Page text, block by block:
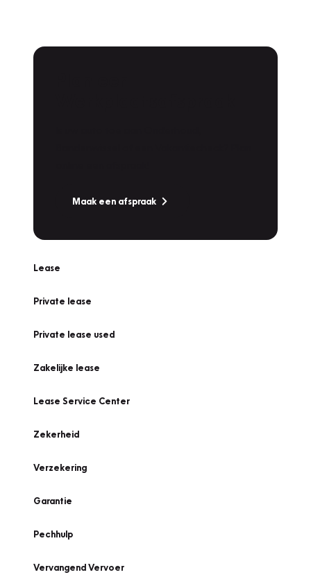
Maak een afspraak
Lease
Private lease
Private lease used
Zakelijke lease
Lease Service Center
Zekerheid
Verzekering
Garantie
Pechhulp
Vervangend Vervoer